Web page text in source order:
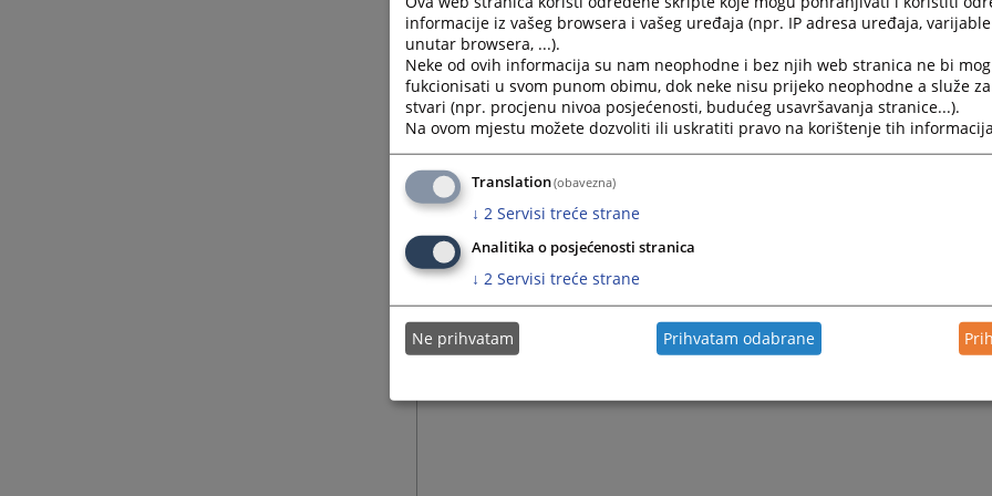
informacije iz vašeg browsera i vašeg uređaja (npr. IP adresa uređaja,
unutar browsera, ...).
Neke od ovih informacija su nam neophodne i bez njih web stranica ne bi
fukcionisati u svom punom obimu, dok neke nisu prijeko neophodne a služe
stvari (npr. procjenu nivoa posjećenosti, budućeg usavršavanja stranice...).
Na ovom mjestu možete dozvoliti ili uskratiti pravo na korištenje tih
Translation(obavezna)
↓ 2 Servisi treće strane
Analitika o posjećenosti stranica
↓ 2 Servisi treće strane
Ne prihvatam Prihvatam odabrane